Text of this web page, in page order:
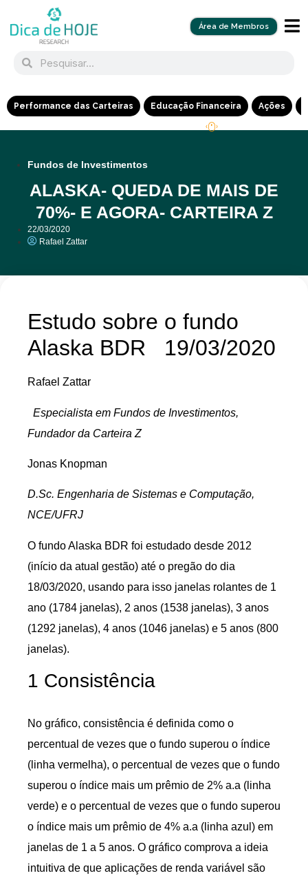
Área de Membros
Performance das Carteiras Educação Financeira Ações
Fundos de Investimentos
ALASKA- QUEDA DE MAIS DE
70%- E AGORA- CARTEIRA Z
22/03/2020
Rafael Zattar
Estudo sobre o fundo
Alaska BDR 19/03/2020
Rafael Zattar
Especialista em Fundos de Investimentos,
Fundador da Carteira Z
Jonas Knopman
D.Sc. Engenharia de Sistemas e Computação,
NCE/UFRJ
O fundo Alaska BDR foi estudado desde 2012
(início da atual gestão) até o pregão do dia
18/03/2020, usando para isso janelas rolantes de 1
ano (1784 janelas), 2 anos (1538 janelas), 3 anos
(1292 janelas), 4 anos (1046 janelas) e 5 anos (800
janelas).
1 Consistência
No gráfico, consistência é definida como o
percentual de vezes que o fundo superou o índice
(linha vermelha), o percentual de vezes que o fundo
superou o índice mais um prêmio de 2% a.a (linha
verde) e o percentual de vezes que o fundo superou
o índice mais um prêmio de 4% a.a (linha azul) em
janelas de 1 a 5 anos. O gráfico comprova a ideia
intuitiva de que aplicações de renda variável são